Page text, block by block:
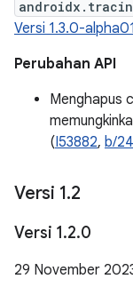
Versi 1.3.0-
Perubahan API
Menghapus
(I53882, b/
Versi 1.2
Versi 1.2.0
29 November